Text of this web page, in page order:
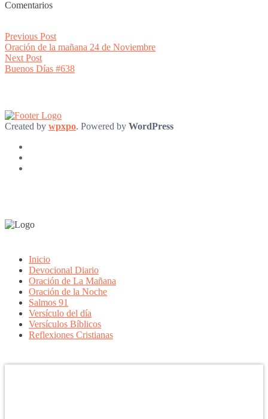
Comentarios
Post
navigation
Previous PostPrevious
post:
Oración de la mañana 24 de Noviembre
Next PostNext
post:
Buenos Días #638
Created by wpxpo. Powered by WordPress
Inicio
Devocional Diario
Oración de La Mañana
Oración de la Noche
Salmos 91
Versículo del día
Versículos Bíblicos
Reflexiones Cristianas